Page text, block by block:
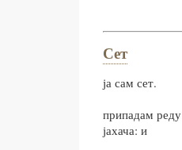
Сет
ја сам сет.
припадам реду
јахача: и